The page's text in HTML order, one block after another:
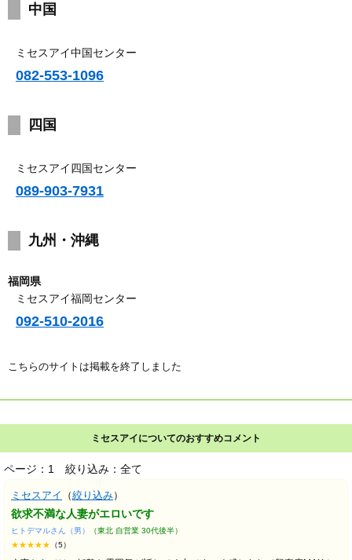
中国
ミセスアイ中国センター
082-553-1096
四国
ミセスアイ四国センター
089-903-7931
九州・沖縄
福岡県
ミセスアイ福岡センター
092-510-2016
こちらのサイトは掲載を終了しました
ミセスアイについてのおすすめコメント
ページ：1 絞り込み：全て
ミセスアイ （絞り込み）
欲求不満な人妻がエロいです
ヒトデマルさん（男）
（東北 自営業 30代後半）
★★★★★ （5）